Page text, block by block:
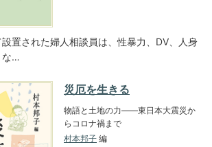
置された婦人相談員は、性暴力、DV、人身
な…
災厄を生きる
物語と土地の力――東日本大震災か
らコロナ禍まで
村本邦子 編